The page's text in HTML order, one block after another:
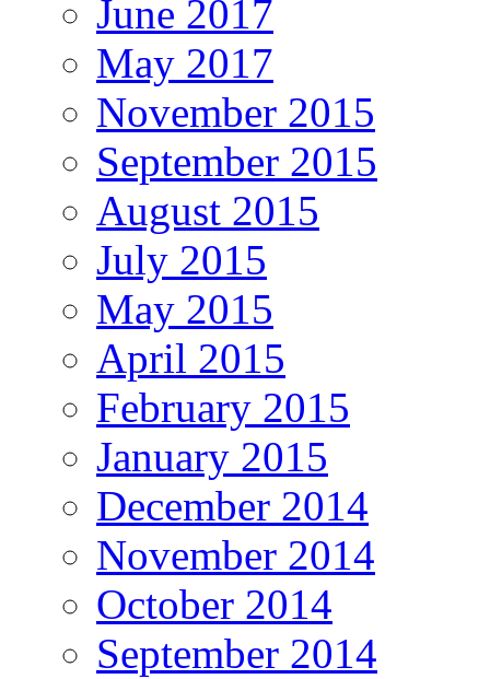
June 2017
May 2017
November 2015
September 2015
August 2015
July 2015
May 2015
April 2015
February 2015
January 2015
December 2014
November 2014
October 2014
September 2014